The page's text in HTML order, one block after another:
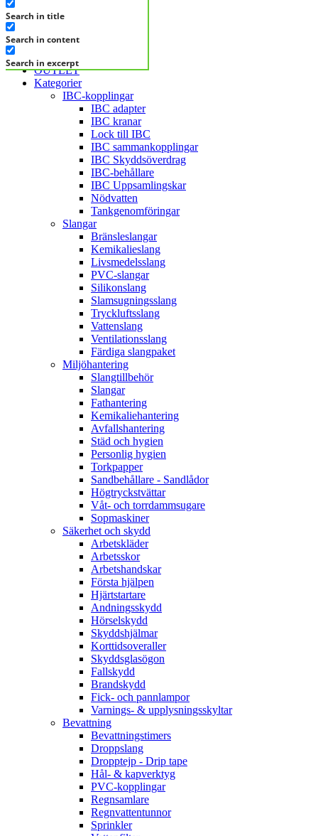
Search in title
Search in content
Search in excerpt
KATEGORIER
FRÅGA DIREKT
OUTLET
Kategorier
IBC-kopplingar
IBC adapter
IBC kranar
Lock till IBC
IBC sammankopplingar
IBC Skyddsöverdrag
IBC-behållare
IBC Uppsamlingskar
Nödvatten
Tankgenomföringar
Slangar
Bränsleslangar
Kemikalieslang
Livsmedelsslang
PVC-slangar
Silikonslang
Slamsugningsslang
Tryckluftsslang
Vattenslang
Ventilationsslang
Färdiga slangpaket
Miljöhantering
Slangtillbehör
Slangar
Fathantering
Kemikaliehantering
Avfallshantering
Städ och hygien
Personlig hygien
Torkpapper
Sandbehållare - Sandlådor
Högtryckstvättar
Våt- och torrdammsugare
Sopmaskiner
Säkerhet och skydd
Arbetskläder
Arbetsskor
Arbetshandskar
Första hjälpen
Hjärtstartare
Andningsskydd
Hörselskydd
Skyddshjälmar
Korttidsoveraller
Skyddsglasögon
Fallskydd
Brandskydd
Fick- och pannlampor
Varnings- & upplysningsskyltar
Bevattning
Bevattningstimers
Droppslang
Dropptejp - Drip tape
Hål- & kapverktyg
PVC-kopplingar
Regnsamlare
Regnvattentunnor
Sprinkler